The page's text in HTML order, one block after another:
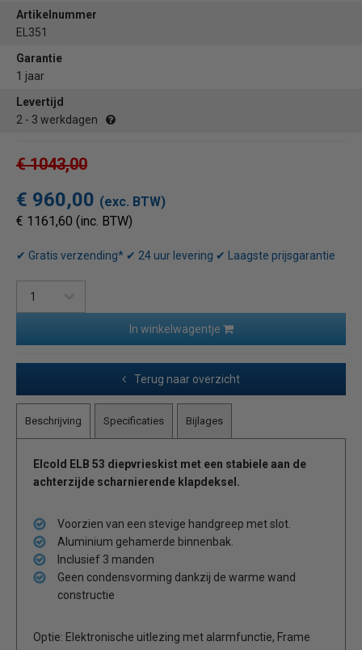
Artikelnummer
EL351
Garantie
1 jaar
Levertijd
2 - 3 werkdagen
€ 1043,00
€ 960,00 (exc. BTW)
€ 1161,60 (inc. BTW)
✔ Gratis verzending* ✔ 24 uur levering ✔ Laagste prijsgarantie
In winkelwagentje
Terug naar overzicht
Beschrijving Specificaties Bijlages
Elcold ELB 53 diepvrieskist met een stabiele aan de
achterzijde scharnierende klapdeksel.
Voorzien van een stevige handgreep met slot.
Aluminium gehamerde binnenbak.
Inclusief 3 manden
Geen condensvorming dankzij de warme wand
constructie
Optie: Elektronische uitlezing met alarmfunctie, Frame